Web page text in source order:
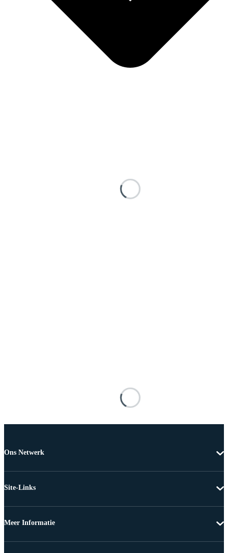
Ons Netwerk
Site-Links
Meer Informatie